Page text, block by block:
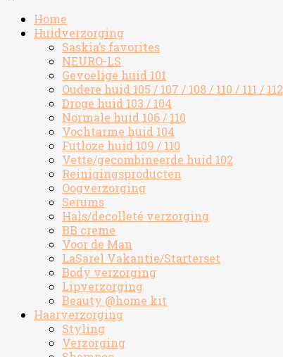
Home
Huidverzorging
Saskia’s favorites
NEURO-LS
Gevoelige huid 101
Oudere huid 105 / 107 / 108 / 110 / 111 / 112
Droge huid 103 / 104
Normale huid 106 / 110
Vochtarme huid 104
Futloze huid 109 / 110
Vette/gecombineerde huid 102
Reinigingsproducten
Oogverzorging
Serums
Hals/decolleté verzorging
BB creme
Voor de Man
LaSarel Vakantie/Starterset
Body verzorging
Lipverzorging
Beauty @home kit
Haarverzorging
Styling
Verzorging